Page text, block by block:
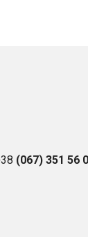
(067) 351 56